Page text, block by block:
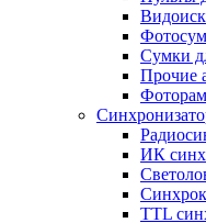
Сумки
Прочие
ИК
TTL